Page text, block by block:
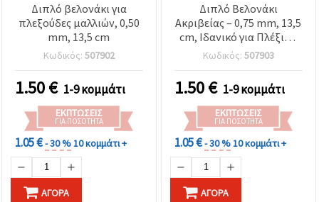
Διπλό βελονάκι για
πλεξούδες μαλλιών, 0,50
mm, 13,5 cm
Κωδικός: 507902
1.50€ 1-9 κομμάτι
ΕΚΠΤΏΣΕΙΣ
ΓΙΑ ΠΟΣΌΤΗΤΑ
1.05 €- 30 %10 κομμάτι +
ΑΓΟΡΆ
Διπλό Βελονάκι
Ακριβείας – 0,75 mm, 13,5
cm, Ιδανικό για Πλέξιμο
Μαλλιών, Εξτένσιον &
Δημιουργικό Styling
Κωδικός: 507903
1.50€ 1-9 κομμάτι
ΕΚΠΤΏΣΕΙΣ
ΓΙΑ ΠΟΣΌΤΗΤΑ
1.05 €- 30 %10 κομμάτι +
ΑΓΟΡΆ